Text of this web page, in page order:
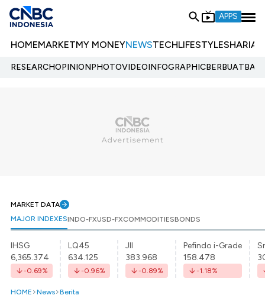
APPS
HOMEMARKETMY MONEYNEWSTECHLIFESTYLESHARIA
RESEARCHOPINIONPHOTOVIDEOINFOGRAPHIC
MARKET DATA
MAJOR INDEXESINDO-FXUSD-FXCOMMODITIESBONDS
IHSG
6,365.374
-0.69%
LQ45
634.125
-0.96%
JII
383.968
-0.89%
Pefindo i-Grade
158.478
-1.18%
HOME News Berita